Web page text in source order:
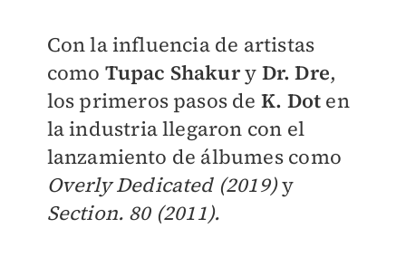
Con la influencia de artistas
como Tupac Shakury Dr. Dre,
los primeros pasos de K. Dot en
la industria llegaron con el
lanzamiento de álbumes como
Overly Dedicated (2019)y
Section. 80 (2011).